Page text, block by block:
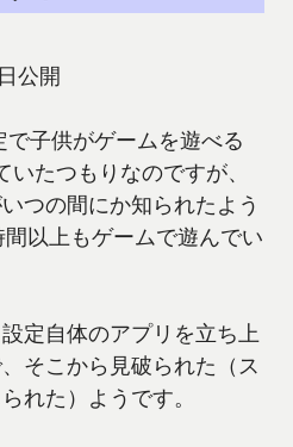
公開
子供がゲームを遊べる
たつもりなのですが、
つの間にか知られたよう
以上もゲームで遊んでい
定自体のアプリを立ち上
そこから見破られた（ス
れた）ようです。